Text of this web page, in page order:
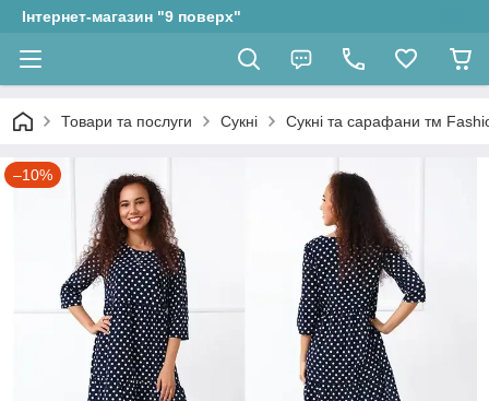
Інтернет-магазин "9 поверх"
Товари та послуги Сукні Сукні та сарафани тм
–10%